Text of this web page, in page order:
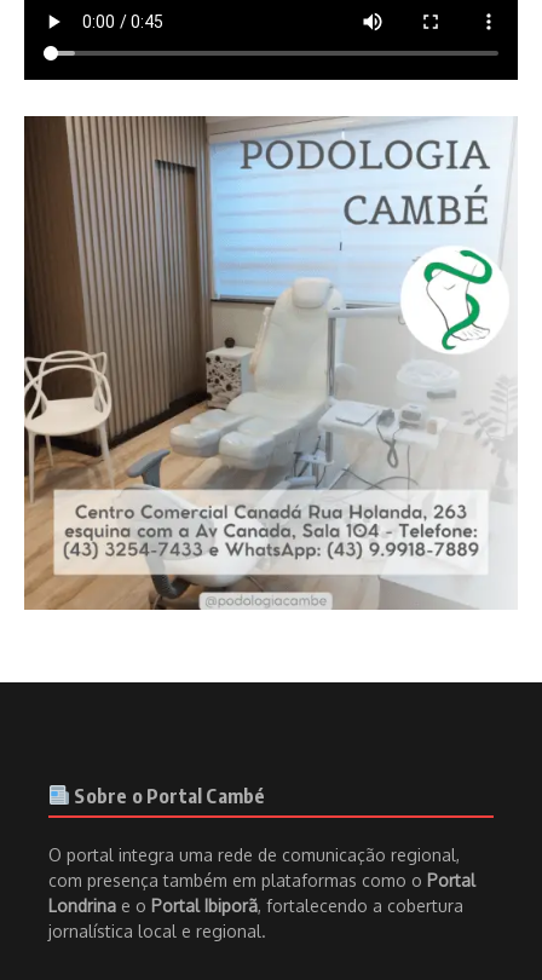
Sobre o Portal Cambé
O portal integra uma rede de comunicação regional,
com presença também em plataformas como o Portal
Londrina e o Portal Ibiporã, fortalecendo a cobertura
jornalística local e regional.